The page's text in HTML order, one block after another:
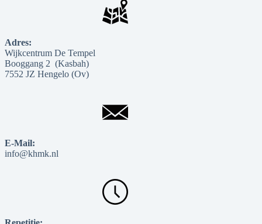
Adres:
Wijkcentrum De Tempel
Booggang 2 (Kasbah)
7552 JZ Hengelo (Ov)
E-Mail:
info@khmk.nl